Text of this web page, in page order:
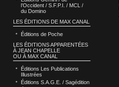
l’Occident / S.F.P.I. / MCL /
du Domino
LES ÉDITIONS DE MAX CANAL
Éditions de Poche
LES ÉDITIONS APPARENTÉES
À JEAN CHAPELLE
OU À MAX CANAL
Éditions Les Publications
Illustrées
Éditions S.A.G.E. / Sagédition